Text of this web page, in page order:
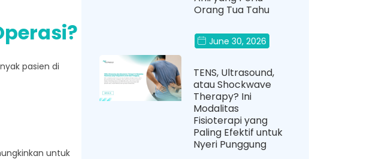
pasien di
untuk
Orang Tua Tahu
June 30, 2026
TENS, Ultrasound,
atau Shockwave
Therapy? Ini
Modalitas
Fisioterapi yang
Paling Efektif untuk
Nyeri Punggung